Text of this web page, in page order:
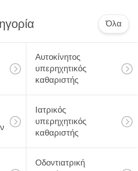
Όλα
Αυτοκίνητος
υπερηχητικός
καθαριστής
Ιατρικός
υπερηχητικός
καθαριστής
Οδοντιατρική